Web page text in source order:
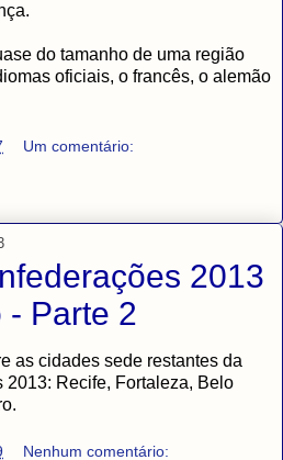
do tamanho de uma região
oficiais, o francês, o alemão
Um comentário:
2013
- Parte 2
as cidades sede restantes da
Recife, Fortaleza, Belo
Nenhum comentário: